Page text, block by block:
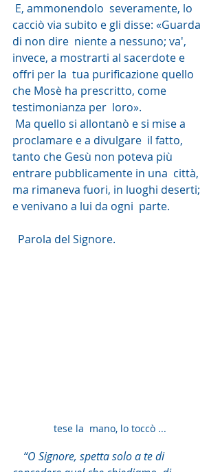
cacciò via subito e gli disse: «Guarda
di non dire  niente a nessuno; va',
invece, a mostrarti al sacerdote e
offri per la  tua purificazione quello
che Mosè ha prescritto, come
testimonianza per  loro».
proclamare e a divulgare  il fatto,
tanto che Gesù non poteva più
entrare pubblicamente in una  città,
ma rimaneva fuori, in luoghi deserti;
e venivano a lui da ogni  parte.
  Parola del Signore.
tese la  mano, lo toccò ...
“O Signore, spetta solo a te di